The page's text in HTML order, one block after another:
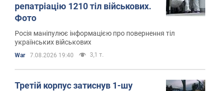
репатріацію 1210 тіл військових.
Фото
Росія маніпулює інформацією про повернення тіл
українських військових
War 7.08.2026 19:40 3,1 т.
Третій корпус затиснув 1-шу